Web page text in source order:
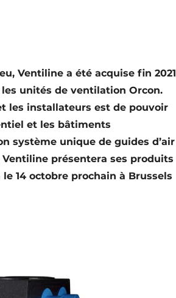
Ventiline a été acquise fin 2021
unités de ventilation Orcon.
les installateurs est de pouvoir
et les bâtiments
système unique de guides d’air
présentera ses produits
14 octobre prochain à Brussels